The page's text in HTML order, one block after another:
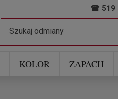
☎ 519
KOLOR ZAPACH